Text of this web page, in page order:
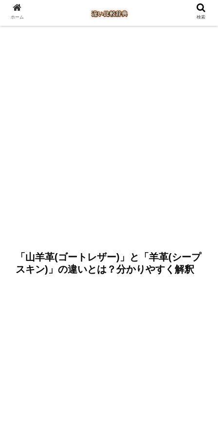
「山羊革(ゴートレザー)」と「羊革(シープ
スキン)」の違いとは？分かりやすく解釈
ホーム 検索